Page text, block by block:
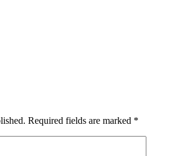
Required fields are marked *